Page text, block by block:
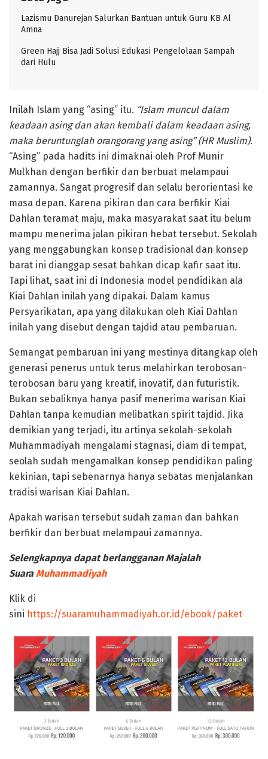
Lazismu Danurejan Salurkan Bantuan untuk Guru KB Al
Amna
Green Hajj Bisa Jadi Solusi Edukasi Pengelolaan Sampah
dari Hulu
Inilah Islam yang “asing” itu. “Islam muncul dalam
keadaan asing dan akan kembali dalam keadaan asing,
maka beruntunglah orangorang yang asing” (HR Muslim).
“Asing” pada hadits ini dimaknai oleh Prof Munir
Mulkhan dengan berfikir dan berbuat melampaui
zamannya. Sangat progresif dan selalu berorientasi ke
masa depan. Karena pikiran dan cara berfikir Kiai
Dahlan teramat maju, maka masyarakat saat itu belum
mampu menerima jalan pikiran hebat tersebut. Sekolah
yang menggabungkan konsep tradisional dan konsep
barat ini dianggap sesat bahkan dicap kafir saat itu.
Tapi lihat, saat ini di Indonesia model pendidikan ala
Kiai Dahlan inilah yang dipakai. Dalam kamus
Persyarikatan, apa yang dilakukan oleh Kiai Dahlan
inilah yang disebut dengan tajdid atau pembaruan.
Semangat pembaruan ini yang mestinya ditangkap oleh
generasi penerus untuk terus melahirkan terobosan-
terobosan baru yang kreatif, inovatif, dan futuristik.
Bukan sebaliknya hanya pasif menerima warisan Kiai
Dahlan tanpa kemudian melibatkan spirit tajdid. Jika
demikian yang terjadi, itu artinya sekolah-sekolah
Muhammadiyah mengalami stagnasi, diam di tempat,
seolah sudah mengamalkan konsep pendidikan paling
kekinian, tapi sebenarnya hanya sebatas menjalankan
tradisi warisan Kiai Dahlan.
Apakah warisan tersebut sudah zaman dan bahkan
berfikir dan berbuat melampaui zamannya.
Selengkapnya dapat berlangganan Majalah
Suara Muhammadiyah
Klik di
sini https://suaramuhammadiyah.or.id/ebook/paket